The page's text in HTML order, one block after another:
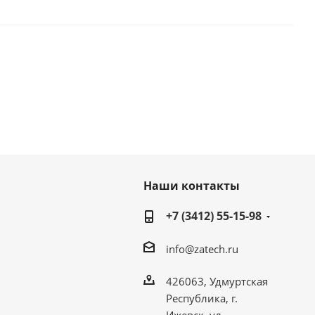
Наши контакты
+7 (3412) 55-15-98
info@zatech.ru
426063, Удмуртская
Республика, г.